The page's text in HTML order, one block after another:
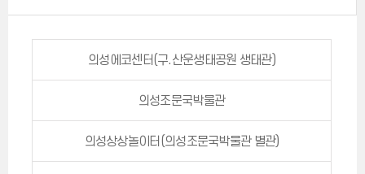
의성에코센터(구.산운생태공원 생태관)
의성조문국박물관
의성상상놀이터(의성조문국박물관 별관)